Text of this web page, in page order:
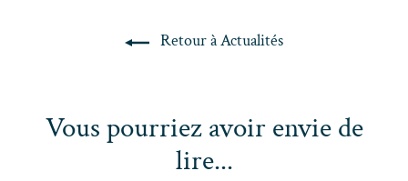
Retour à Actualités
Vous pourriez avoir envie de
lire...